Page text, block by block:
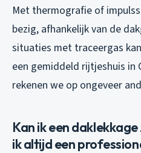
Met thermografie of
bezig, afhankelijk van de
situaties met traceergas
een gemiddeld rijtjeshuis
rekenen we op ongeveer
Kan ik een
ik altijd een